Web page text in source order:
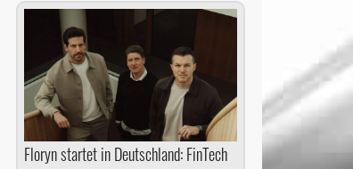
Floryn startet in Deutschland: FinTech